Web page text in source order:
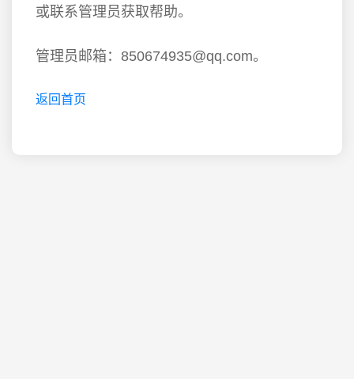
或联系管理员获取帮助。
管理员邮箱：850674935@qq.com。
返回首页